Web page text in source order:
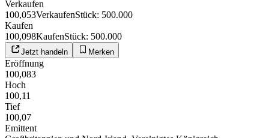
Verkaufen
100,053VerkaufenStück: 500.000
Kaufen
100,098KaufenStück: 500.000
Jetzt handeln Merken
Eröffnung
100,083
Hoch
100,11
Tief
100,07
Emittent